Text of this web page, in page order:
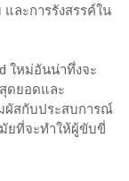
ละการรังสรรค์ใน
ใหม่อันน่าทึ่งจะ
ดยอดและ
ผัสกับประสบการณ์
ยที่จะทำให้ผู้ขับขี่